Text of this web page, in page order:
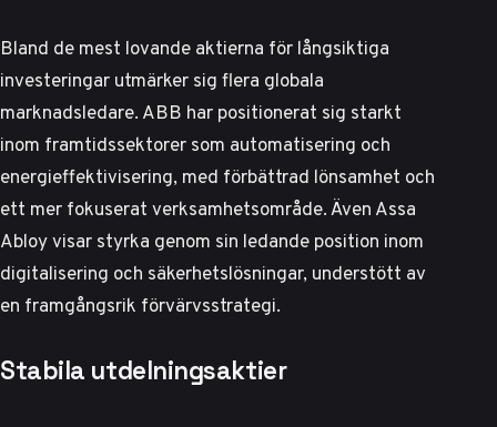
Bland de mest lovande aktierna för långsiktiga
investeringar utmärker sig flera globala
marknadsledare.ABB har positionerat sig starkt
inom framtidssektorer som automatisering och
energieffektivisering, med förbättrad lönsamhet och
ett mer fokuserat verksamhetsområde. Även Assa
Abloy visar styrka genom sin ledande position inom
digitalisering och säkerhetslösningar, understött av
en framgångsrik förvärvsstrategi.
Stabila utdelningsaktier